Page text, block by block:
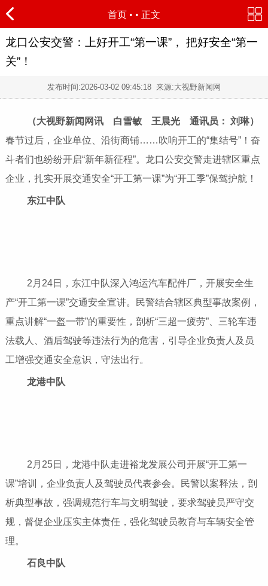
首页 • • 正文
龙口公安交警：上好开工“第一课”， 把好安全“第一
关”！
发布时间:2026-03-02 09:45:18 来源:大视野新闻网
（大视野新闻网讯 白雪敏 王晨光 通讯员： 刘琳）
春节过后，企业单位、沿街商铺……吹响开工的“集结号”！奋
斗者们也纷纷开启“新年新征程”。龙口公安交警走进辖区重点
企业，扎实开展交通安全“开工第一课”为“开工季”保驾护航！
东江中队
2月24日，东江中队深入鸿运汽车配件厂，开展安全生
产“开工第一课”交通安全宣讲。民警结合辖区典型事故案例，
重点讲解“一盔一带”的重要性，剖析“三超一疲劳”、三轮车违
法载人、酒后驾驶等违法行为的危害，引导企业负责人及员
工增强交通安全意识，守法出行。
龙港中队
2月25日，龙港中队走进裕龙发展公司开展“开工第一
课”培训，企业负责人及驾驶员代表参会。民警以案释法，剖
析典型事故，强调规范行车与文明驾驶，要求驾驶员严守交
规，督促企业压实主体责任，强化驾驶员教育与车辆安全管
理。
石良中队